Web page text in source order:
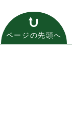
ページの先頭へ